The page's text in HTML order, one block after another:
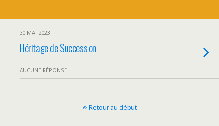
30 MAI 2023
Héritage de Succession
AUCUNE RÉPONSE
Retour au début